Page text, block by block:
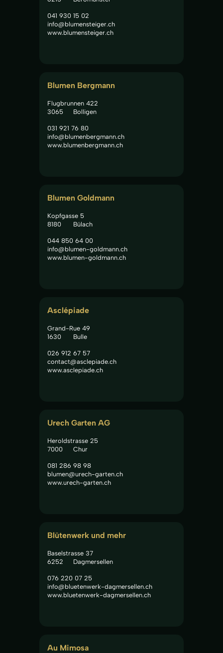
041 930 15 02
info@blumensteiger.ch
www.blumensteiger.ch
Blumen Bergmann
Flugbrunnen 422
3065
Bolligen
031 921 76 80
info@blumenbergmann.ch
www.blumenbergmann.ch
Blumen Goldmann
Kopfgasse 5
8180
Bülach
044 850 64 00
info@blumen-goldmann.ch
www.blumen-goldmann.ch
Asclépiade
Grand-Rue 49
1630
Bulle
026 912 67 57
contact@asclepiade.ch
www.asclepiade.ch
Urech Garten AG
Heroldstrasse 25
7000
Chur
081 286 98 98
blumen@urech-garten.ch
www.urech-garten.ch
Blütenwerk und mehr
Baselstrasse 37
6252
Dagmersellen
076 220 07 25
info@bluetenwerk-dagmersellen.ch
www.bluetenwerk-dagmersellen.ch
Au Mimosa